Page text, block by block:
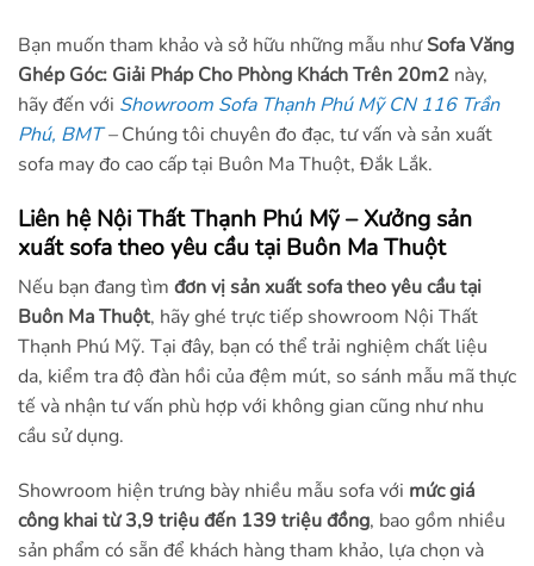
Bạn muốn tham khảo và sở hữu những mẫu nhưSofa Văng
Ghép Góc: Giải Pháp Cho Phòng Khách Trên 20m2 này,
hãy đến với Showroom Sofa Thạnh Phú Mỹ CN 116 Trần
Phú, BMT–Chúng tôi chuyên đo đạc, tư vấn và sản xuất
sofa may đo cao cấp tại Buôn Ma Thuột, Đắk Lắk.
Liên hệ Nội Thất Thạnh Phú Mỹ – Xưởng sản
xuất sofa theo yêu cầu tại Buôn Ma Thuột
Nếu bạn đang tìm đơn vị sản xuất sofa theo yêu cầu tại
Buôn Ma Thuột, hãy ghé trực tiếp showroom Nội Thất
Thạnh Phú Mỹ. Tại đây, bạn có thể trải nghiệm chất liệu
da, kiểm tra độ đàn hồi của đệm mút, so sánh mẫu mã thực
tế và nhận tư vấn phù hợp với không gian cũng như nhu
cầu sử dụng.
Showroom hiện trưng bày nhiều mẫu sofa với mức giá
công khai từ 3,9 triệu đến 139 triệu đồng, bao gồm nhiều
sản phẩm có sẵn để khách hàng tham khảo, lựa chọn và